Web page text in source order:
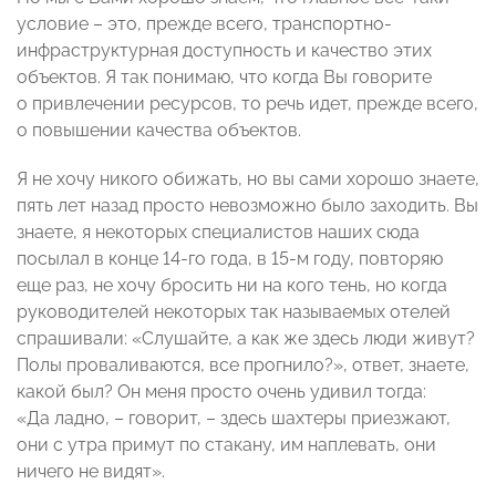
условие – это, прежде всего, транспортно-
инфраструктурная доступность и качество этих
объектов. Я так понимаю, что когда Вы говорите
о привлечении ресурсов, то речь идет, прежде всего,
о повышении качества объектов.
Я не хочу никого обижать, но вы сами хорошо знаете,
пять лет назад просто невозможно было заходить. Вы
знаете, я некоторых специалистов наших сюда
посылал в конце 14-го года, в 15-м году, повторяю
еще раз, не хочу бросить ни на кого тень, но когда
руководителей некоторых так называемых отелей
спрашивали: «Слушайте, а как же здесь люди живут?
Полы проваливаются, все прогнило?», ответ, знаете,
какой был? Он меня просто очень удивил тогда:
«Да ладно, – говорит, – здесь шахтеры приезжают,
они с утра примут по стакану, им наплевать, они
ничего не видят».